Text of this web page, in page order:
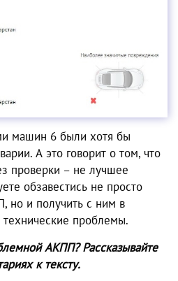
машин 6 были хотя бы
А это говорит о том, что
проверки – не лучшее
обзавестись не просто
но и получить с ним в
проблемы.
АКПП? Рассказывайте
к тексту.